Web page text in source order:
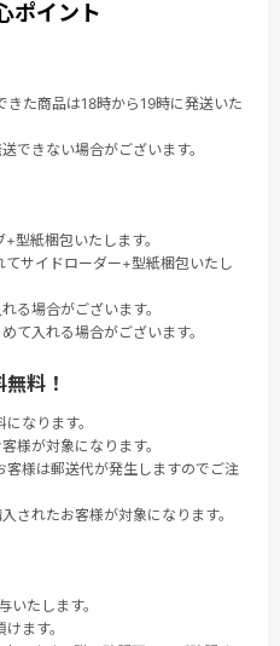
ポイント
た商品は18時から19時に発送いた
できない場合がございます。
型紙梱包いたします。
サイドローダー+型紙梱包いたし
る場合がございます。
て入れる場合がございます。
料！
なります。
様が対象になります。
客様は郵送代が発生しますのでご注
されたお客様が対象になります。
たします。
ます。